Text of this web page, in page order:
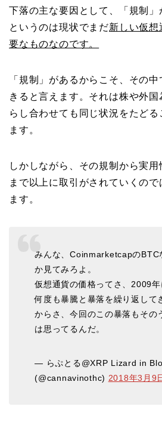
下落の主な要因として、「規制」
というのは現状でまだ新しい仮想
要なものなのです。
「規制」があるからこそ、その
きると言えます。それは株や外
らし合わせても同じ状況をたど
ます。
しかしながら、その規制から実
まで以上に取引がされていくの
ます。
みんな、CoinmarketcapのBTC
か見てみろよ。
仮想通貨の価格ってさ、2009
何度も暴騰と暴落を繰り返して
からさ、今回のこの暴落もその
は思ってるんだ。
— らぷとる@XRP Lizard in
(@cannavinothc) 2018年3月9